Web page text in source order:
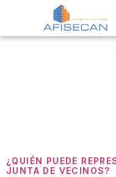
¿QUIÉN PUEDE
JUNTA DE VECINOS?